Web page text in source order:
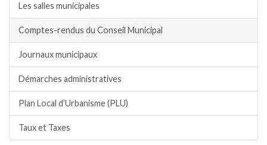
Les salles municipales
Comptes-rendus du Conseil Municipal
Journaux municipaux
Démarches administratives
Plan Local d’Urbanisme (PLU)
Taux et Taxes